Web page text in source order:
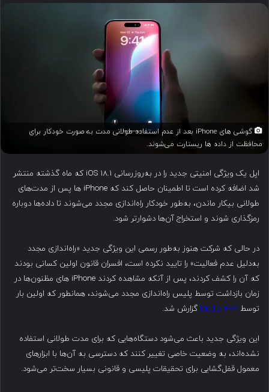
گوشی های iPhone بعد از عدم استفاده طولانی مدت به صورت خودکار برای
محافظت از داده ها ریستارت می‌شوند.
اپل یک ویژگی امنیتی جدید را در به‌روزرسانی iOS 18.1 که ماه گذشته منتشر
شد اضافه کرده است تا اطمینان حاصل کند که iPhone ها پس از مدت‌های
طولانی بیکار ماندن، به‌طور خودکار راه‌اندازی مجدد می‌شوند تا داده‌ها دوباره
رمزگذاری شوند و استخراج آن‌ها دشوارتر شود.
در حالی که شرکت هنوز به‌طور رسمی این ویژگی جدید «راه‌اندازی مجدد
به‌دلیل عدم فعالیت» را تایید نکرده است، افسران قانون اولین کسانی بودند
که آن را کشف کردند، پس از آنکه مشاهده کردند iPhone ‌های مظنون‌ها در
زمان بازداشت توسط پلیس راه‌اندازی مجدد می‌شوند، همانطور که اولین بار
توسط ۴۰۴ Media گزارش شد.
این ویژگی جدید باعث می‌شود دستگاه‌هایی که برای مدت طولانی استفاده
نشده‌اند، به وضعیت خاصی تغییر کنند که دسترسی به آن‌ها با ابزارهای
معمول قفل‌گشایی برای تحقیقات پلیسی و قانونی بسیار سخت‌تر می‌شود.